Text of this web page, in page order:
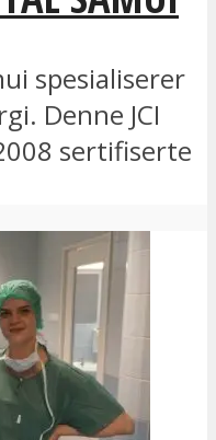
spesialiserer
Denne JCI
sertifiserte